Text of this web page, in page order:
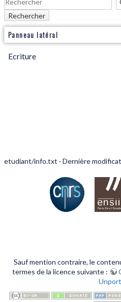
Rechercher
Panneau latéral
Ecriture
etudiant/info.txt · Dernière
Sauf mention contraire, le
termes de la licence suivante :